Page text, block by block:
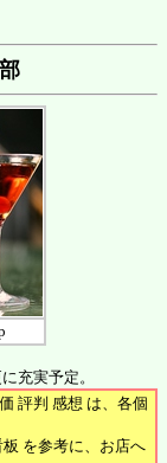
充実予定。
評判 感想 は、各個
を参考に、お店へ